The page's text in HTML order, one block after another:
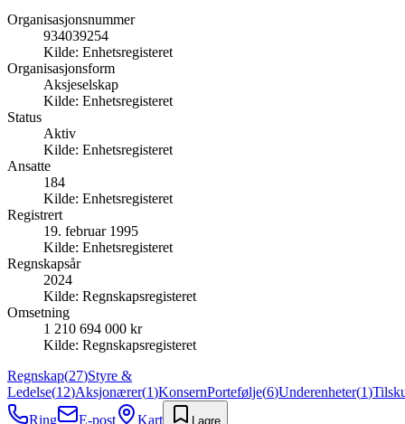
Organisasjonsnummer
934039254
Kilde: Enhetsregisteret
Organisasjonsform
Aksjeselskap
Kilde: Enhetsregisteret
Status
Aktiv
Kilde: Enhetsregisteret
Ansatte
184
Kilde: Enhetsregisteret
Registrert
19. februar 1995
Kilde: Enhetsregisteret
Regnskapsår
2024
Kilde: Regnskapsregisteret
Omsetning
1 210 694 000 kr
Kilde: Regnskapsregisteret
Regnskap(27)Styre &
Ledelse(12)Aksjonærer(1)KonsernPortefølje(6)Underenheter(1)
Ring
E-post Kart Lagre